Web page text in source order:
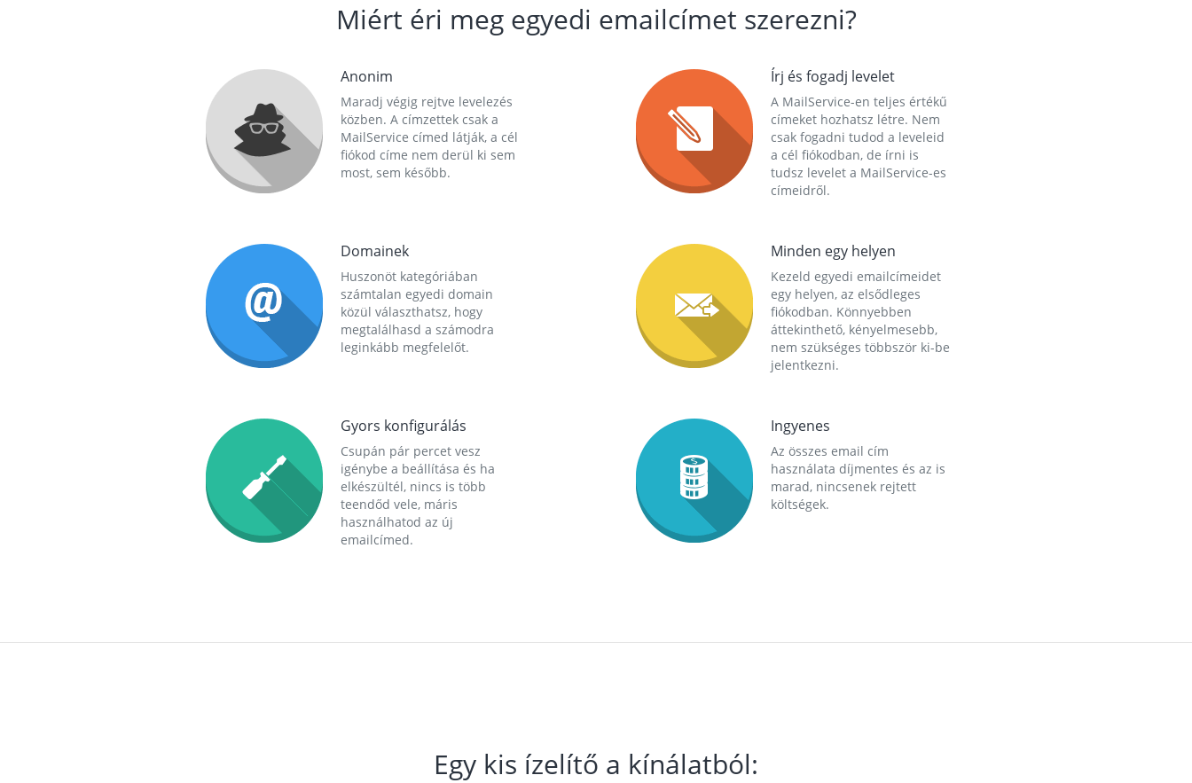
Miért éri meg egyedi emailcímet szerezni?
Anonim
Maradj végig rejtve levelezés
közben. A címzettek csak a
MailService címed látják, a cél
fiókod címe nem derül ki sem
most, sem később.
Írj és fogadj levelet
A MailService-en teljes értékű
címeket hozhatsz létre. Nem
csak fogadni tudod a leveleid
a cél fiókodban, de írni is
tudsz levelet a MailService-es
címeidről.
Domainek
Huszonöt kategóriában
számtalan egyedi domain
közül választhatsz, hogy
megtalálhasd a számodra
leginkább megfelelőt.
Minden egy helyen
Kezeld egyedi emailcímeidet
egy helyen, az elsődleges
fiókodban. Könnyebben
áttekinthető, kényelmesebb,
nem szükséges többször ki-be
jelentkezni.
Gyors konfigurálás
Csupán pár percet vesz
igénybe a beállítása és ha
elkészültél, nincs is több
teendőd vele, máris
használhatod az új
emailcímed.
Ingyenes
Az összes email cím
használata díjmentes és az is
marad, nincsenek rejtett
költségek.
Egy kis ízelítő a kínálatból: